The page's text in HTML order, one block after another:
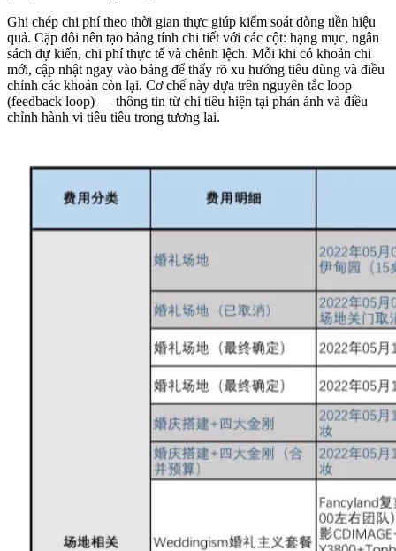
Ghi chép chi phí theo thời gian thực giúp kiểm soát dòng tiền hiệu
quả. Cặp đôi nên tạo bảng tính chi tiết với các cột: hạng mục, ngân
sách dự kiến, chi phí thực tế và chênh lệch. Mỗi khi có khoản chi
mới, cập nhật ngay vào bảng để thấy rõ xu hướng tiêu dùng và điều
chỉnh các khoản còn lại. Cơ chế này dựa trên nguyên tắc loop
(feedback loop) — thông tin từ chi tiêu hiện tại phản ánh và điều
chỉnh hành vi tiêu tiêu trong tương lai.